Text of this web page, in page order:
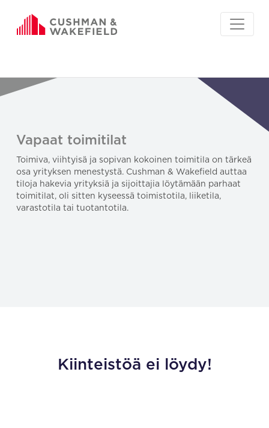
Vapaat toimitilat
Toimiva, viihtyisä ja sopivan kokoinen toimitila on tärkeä
osa yrityksen menestystä. Cushman & Wakefield auttaa
tiloja hakevia yrityksiä ja sijoittajia löytämään parhaat
toimitilat, oli sitten kyseessä toimistotila, liiketila,
varastotila tai tuotantotila.
Kiinteistöä ei löydy!